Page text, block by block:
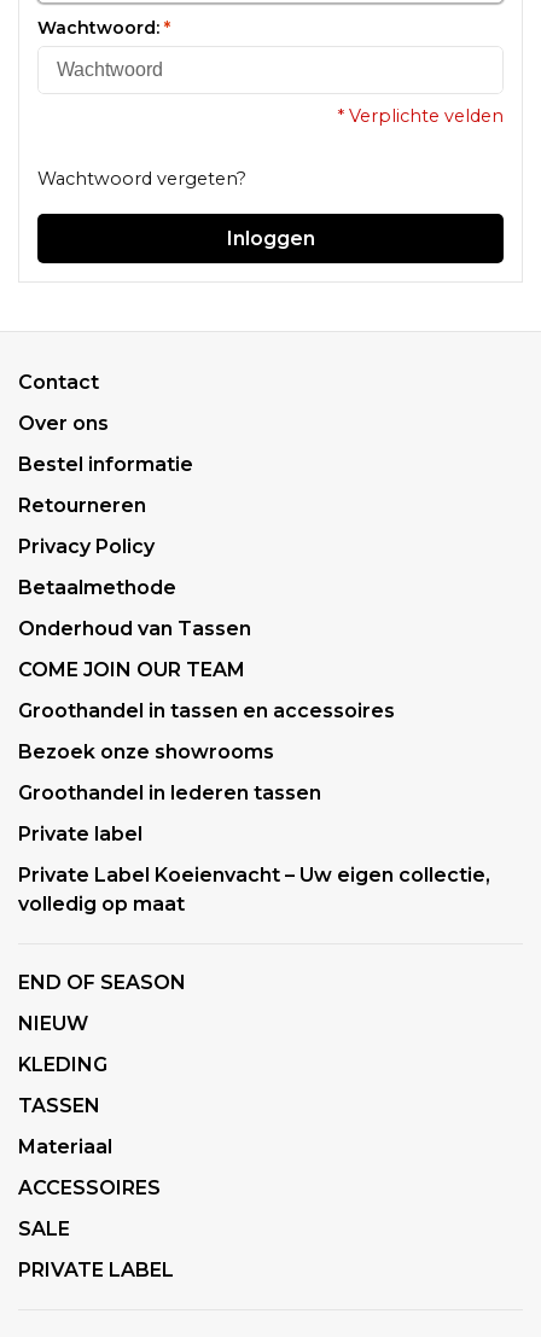
Wachtwoord: *
* Verplichte velden
Wachtwoord vergeten?
Inloggen
Contact
Over ons
Bestel informatie
Retourneren
Privacy Policy
Betaalmethode
Onderhoud van Tassen
COME JOIN OUR TEAM
Groothandel in tassen en accessoires
Bezoek onze showrooms
Groothandel in lederen tassen
Private label
Private Label Koeienvacht – Uw eigen collectie,
volledig op maat
END OF SEASON
NIEUW
KLEDING
TASSEN
Materiaal
ACCESSOIRES
SALE
PRIVATE LABEL